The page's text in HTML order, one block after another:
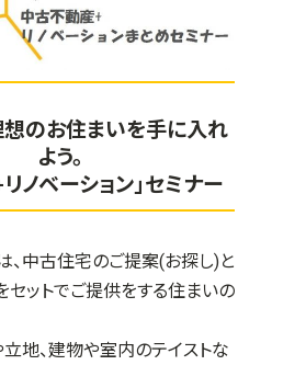
想のお住まいを手に入れ
よう。
ノベーション」セミナー
は、中古住宅のご提案(お探し)と
セットでご提供をする住まいの
地、建物や室内のテイストな